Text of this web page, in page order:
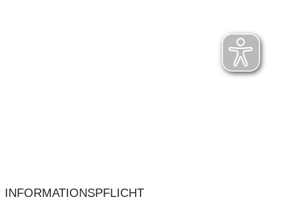
INFORMATIONSPFLICHT